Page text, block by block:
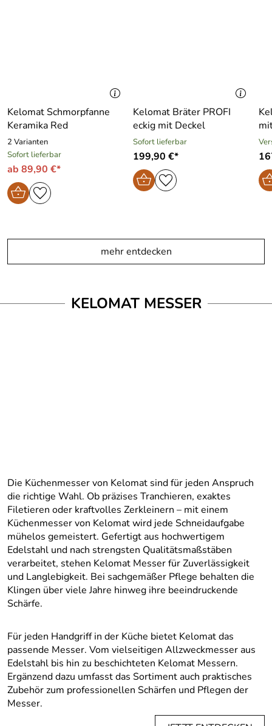
Kelomat Schmorpfanne
Keramika Red
2 Varianten
Sofort lieferbar
ab 89,90 €*
Kelomat Bräter PROFI
eckig mit Deckel
Sofort lieferbar
199,90 €*
mehr entdecken
KELOMAT MESSER
Die Küchenmesser von Kelomat sind für jeden Anspruch
die richtige Wahl. Ob präzises Tranchieren, exaktes
Filetieren oder kraftvolles Zerkleinern – mit einem
Küchenmesser von Kelomat wird jede Schneidaufgabe
mühelos gemeistert. Gefertigt aus hochwertigem
Edelstahl und nach strengsten Qualitätsmaßstäben
verarbeitet, stehen Kelomat Messer für Zuverlässigkeit
und Langlebigkeit. Bei sachgemäßer Pflege behalten die
Klingen über viele Jahre hinweg ihre beeindruckende
Schärfe.
Für jeden Handgriff in der Küche bietet Kelomat das
passende Messer. Vom vielseitigen Allzweckmesser aus
Edelstahl bis hin zu beschichteten Kelomat Messern.
Ergänzend dazu umfasst das Sortiment auch praktisches
Zubehör zum professionellen Schärfen und Pflegen der
Messer.